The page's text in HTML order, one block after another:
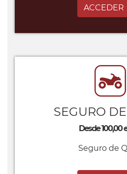
ACCEDER
SEGURO
Desde 100,00
Seguro de